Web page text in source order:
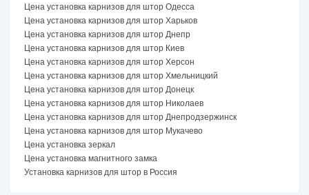
Цена установка карнизов для штор Одесса
Цена установка карнизов для штор Харьков
Цена установка карнизов для штор Днепр
Цена установка карнизов для штор Киев
Цена установка карнизов для штор Херсон
Цена установка карнизов для штор Хмельницкий
Цена установка карнизов для штор Донецк
Цена установка карнизов для штор Николаев
Цена установка карнизов для штор Днепродзержинск
Цена установка карнизов для штор Мукачево
Цена установка зеркал
Цена установка магнитного замка
Установка карнизов для штор в Россия